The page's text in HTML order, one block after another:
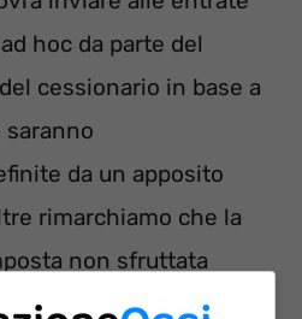
hoc da parte del
cessionario in base a
da un apposito
rimarchiamo che la
non sfruttata
non sarà fruibile negli